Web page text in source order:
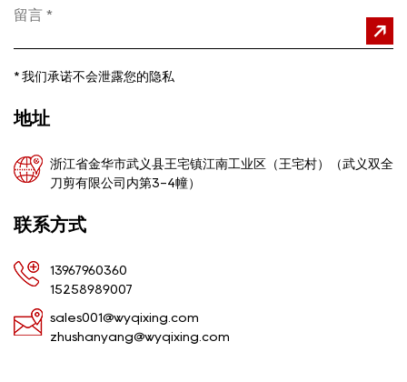
* 我们承诺不会泄露您的隐私
地址
浙江省金华市武义县王宅镇江南工业区（王宅村）（武义双全
刀剪有限公司内第3-4幢）
联系方式
13967960360
15258989007
sales001@wyqixing.com
zhushanyang@wyqixing.com